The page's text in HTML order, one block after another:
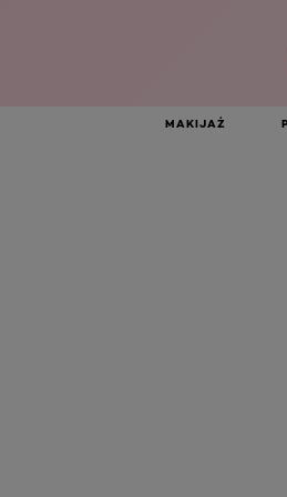
MAKIJAŻ
Złoty wiek SPF 20